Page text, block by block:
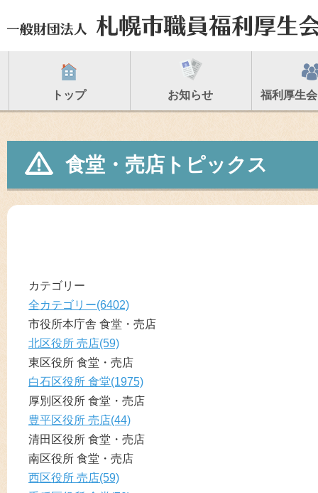
トップ お知らせ 福利厚生
食堂・売店トピックス
カテゴリー
全カテゴリー(6402)
市役所本庁舎 食堂・売店
北区役所 売店(59)
東区役所 食堂・売店
白石区役所 食堂(1975)
厚別区役所 食堂・売店
豊平区役所 売店(44)
清田区役所 食堂・売店
南区役所 食堂・売店
西区役所 売店(59)